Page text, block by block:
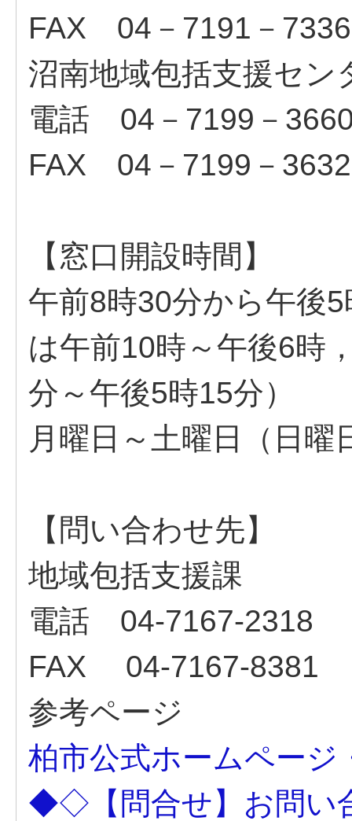
FAX 04－7191－7336
沼南地域包括支援セン
電話 04－7199－
FAX 04－7199－3632
【窓口開設時間】
午前8時30分から午後
は午前10時～午後6時
分～午後5時15分）
月曜日～土曜日（日
【問い合わせ先】
地域包括支援課
電話 04-7167-2318
FAX 04-7167-8381
参考ページ
柏市公式ホームペー
◆◇【問合せ】お問い